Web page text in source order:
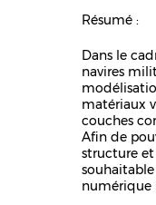
Résumé :
Dans le
navires
matériaux
couches
Afin de
structure
numérique